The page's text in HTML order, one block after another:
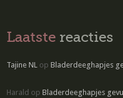
Laatste reacties
Tajine NL opBladerdeeghapjes
Harald opBladerdeeghapjes